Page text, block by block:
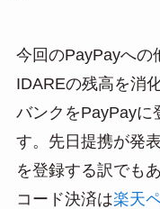
今回のPayPayへの
IDAREの残高を消
バンクをPayPayに
す。先日提携が発
を登録する訳でも
コード決済は楽天